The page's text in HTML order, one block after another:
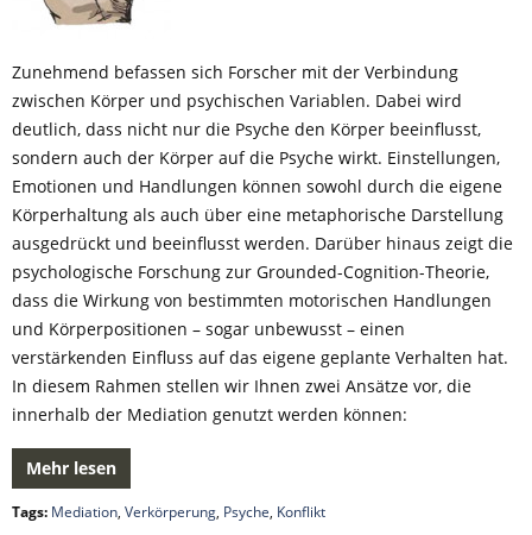
Zunehmend befassen sich Forscher mit der Verbindung
zwischen Körper und psychischen Variablen. Dabei wird
deutlich, dass nicht nur die Psyche den Körper beeinflusst,
sondern auch der Körper auf die Psyche wirkt. Einstellungen,
Emotionen und Handlungen können sowohl durch die eigene
Körperhaltung als auch über eine metaphorische Darstellung
ausgedrückt und beeinflusst werden. Darüber hinaus zeigt die
psychologische Forschung zur Grounded-Cognition-Theorie,
dass die Wirkung von bestimmten motorischen Handlungen
und Körperpositionen – sogar unbewusst – einen
verstärkenden Einfluss auf das eigene geplante Verhalten hat.
In diesem Rahmen stellen wir Ihnen zwei Ansätze vor, die
innerhalb der Mediation genutzt werden können:
Mehr lesen
Tags: Mediation, Verkörperung, Psyche, Konflikt